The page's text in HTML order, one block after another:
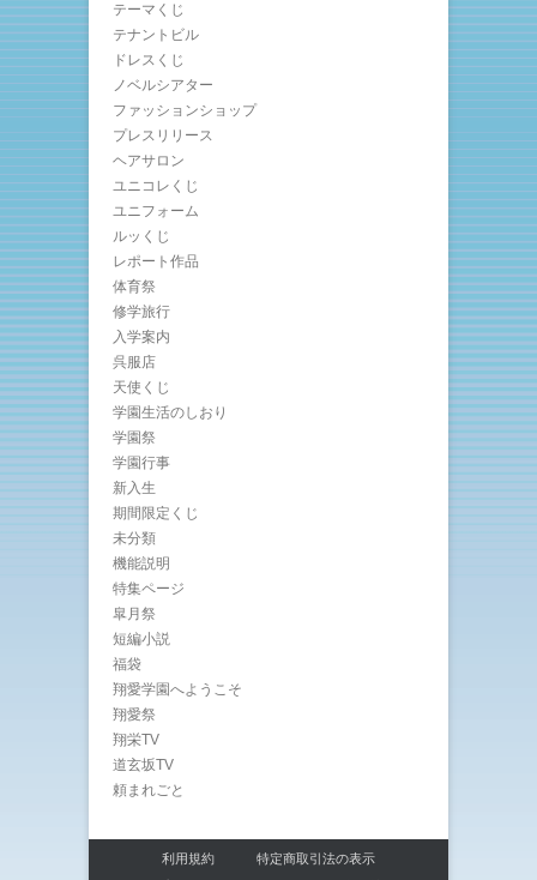
テーマくじ
テナントビル
ドレスくじ
ノベルシアター
ファッションショップ
プレスリリース
ヘアサロン
ユニコレくじ
ユニフォーム
ルッくじ
レポート作品
体育祭
修学旅行
入学案内
呉服店
天使くじ
学園生活のしおり
学園祭
学園行事
新入生
期間限定くじ
未分類
機能説明
特集ページ
皐月祭
短編小説
福袋
翔愛学園へようこそ
翔愛祭
翔栄TV
道玄坂TV
頼まれごと
利用規約
特定商取引法の表示